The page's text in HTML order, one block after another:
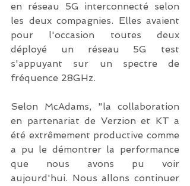
en réseau 5G interconnecté selon
les deux compagnies. Elles avaient
pour l'occasion toutes deux
déployé un réseau 5G test
s'appuyant sur un spectre de
fréquence 28GHz.
Selon McAdams, "la collaboration
en partenariat de Verzion et KT a
été extrêmement productive comme
a pu le démontrer la performance
que nous avons pu voir
aujourd'hui. Nous allons continuer